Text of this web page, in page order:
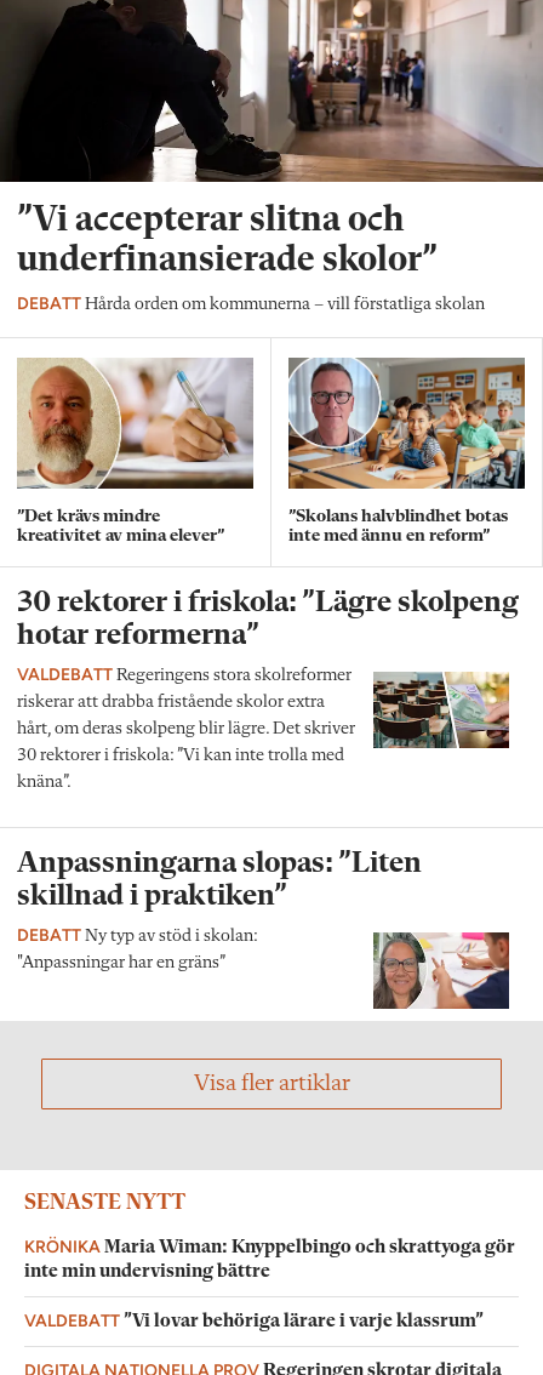
”Vi accepterar slitna och
underfinansierade skolor”
DEBATT Hårda orden om kommunerna – vill förstatliga skolan
”Det krävs mindre
kreativitet av mina elever”
”Skolans halvblindhet botas
inte med ännu en reform”
30 rektorer i friskola: ”Lägre skolpeng
hotar reformerna”
VALDEBATT Regeringens stora skolreformer
riskerar att drabba fristående skolor extra
hårt, om deras skolpeng blir lägre. Det skriver
30 rektorer i friskola: ”Vi kan inte trolla med
knäna”.
Anpassningarna slopas: ”Liten
skillnad i praktiken”
DEBATT Ny typ av stöd i skolan:
"Anpassningar har en gräns”
Visa fler artiklar
SENASTE NYTT
KRÖNIKA Maria Wiman: Knyppelbingo och skrattyoga gör
inte min undervisning bättre
VALDEBATT”Vi lovar behöriga lärare i varje klassrum”
DIGITALA NATIONELLA PROVRegeringen skrotar digitala